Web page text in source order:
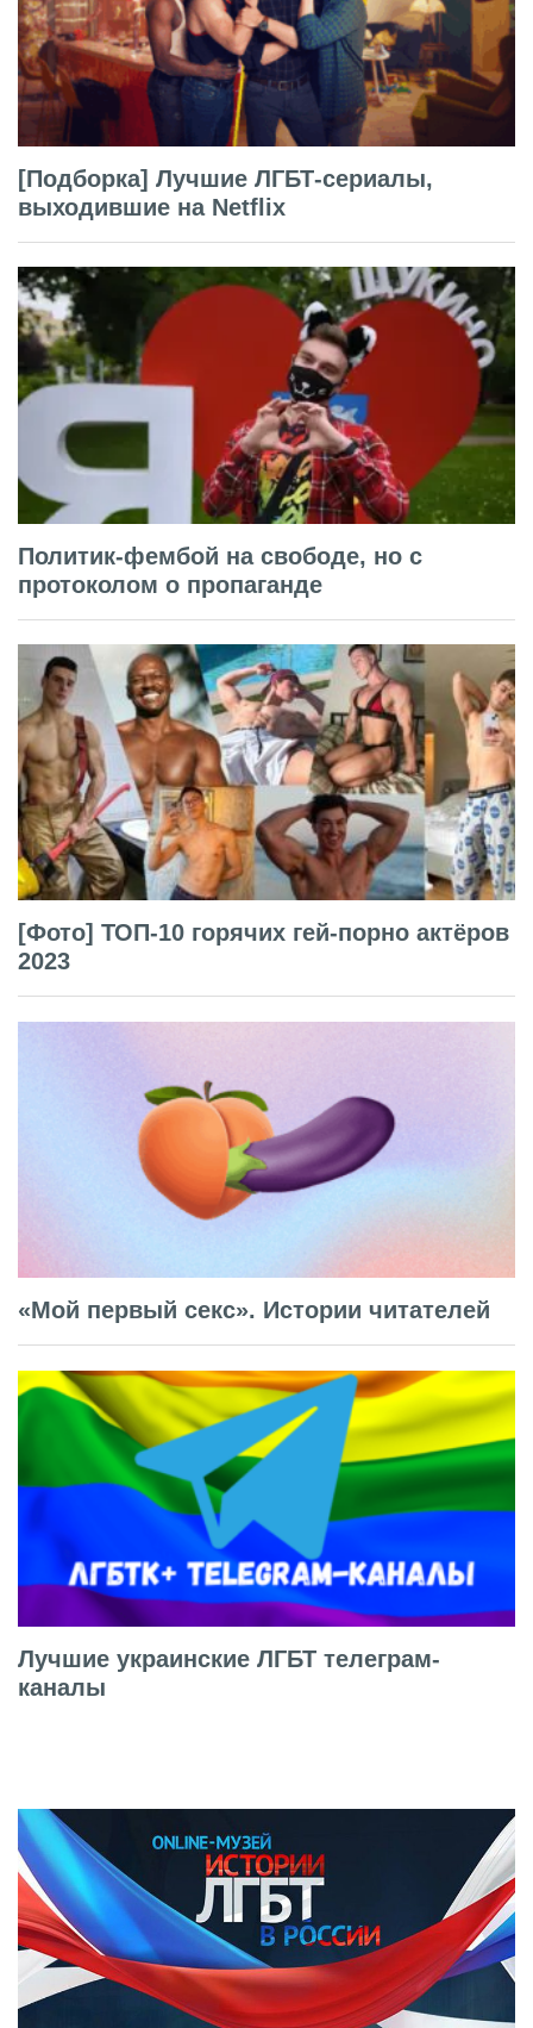
[Подборка] Лучшие ЛГБТ-сериалы,
выходившие на Netflix
Политик-фембой на свободе, но с
протоколом о пропаганде
[Фото] ТОП-10 горячих гей-порно актёров
2023
«Мой первый секс». Истории читателей
Лучшие украинские ЛГБТ телеграм-
каналы